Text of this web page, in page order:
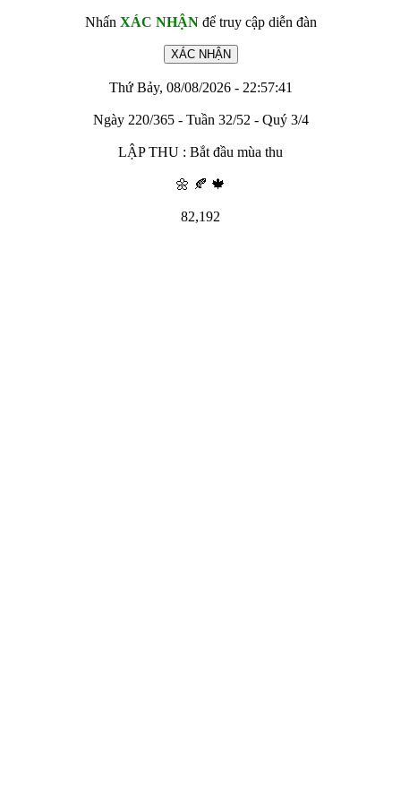
Nhấn XÁC NHẬNđể truy cập diễn đàn
Thứ Bảy, 08/08/2026 - 22:57:41
Ngày 220/365 - Tuần 32/52 - Quý 3/4
LẬP THU : Bắt đầu mùa thu
🌼 🍂 🍁
82,192